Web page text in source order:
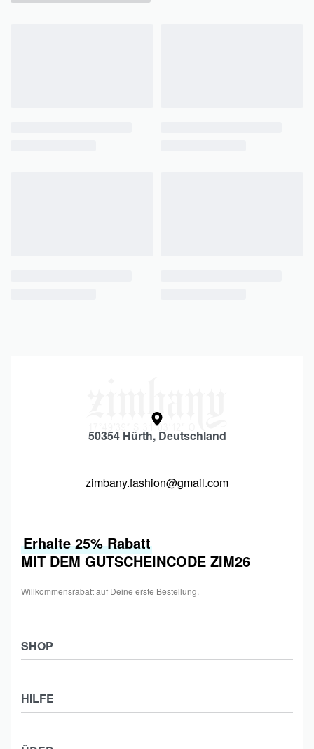
50354 Hürth, Deutschland
zimbany.fashion@gmail.com
SHOP
Collections
HILFE
Zahlung & Versand
Erhalte 25% Rabatt
MIT DEM GUTSCHEINCODE ZIM26
Willkommensrabatt auf Deine erste Bestellung.